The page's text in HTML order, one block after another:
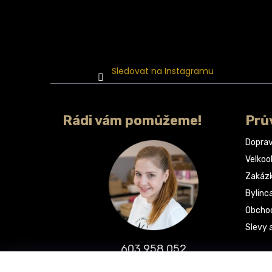
Sledovat na Instagramu
Rádi vám pomůžeme!
603 958 052
Slevy